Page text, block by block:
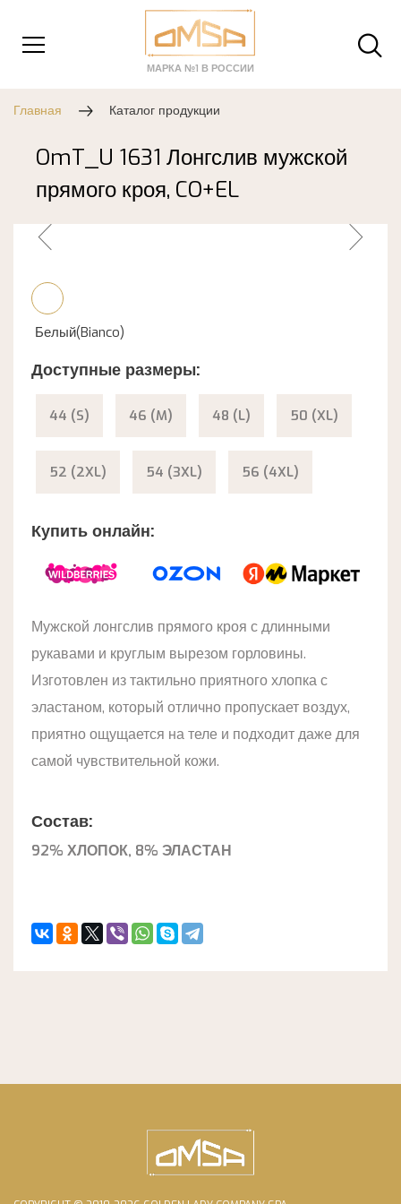
МАРКА №1 В РОССИИ
Главная Каталог продукции
OmT_U 1631 Лонгслив мужской
прямого кроя, CO+EL
Белый(Bianco)
Доступные размеры:
44 (S) 46 (M) 48 (L) 50 (XL)
52 (2XL) 54 (3XL) 56 (4XL)
Купить онлайн:
Мужской лонгслив прямого кроя с длинными
рукавами и круглым вырезом горловины.
Изготовлен из тактильно приятного хлопка с
эластаном, который отлично пропускает воздух,
приятно ощущается на теле и подходит даже для
самой чувствительной кожи.
Состав:
92% ХЛОПОК, 8% ЭЛАСТАН